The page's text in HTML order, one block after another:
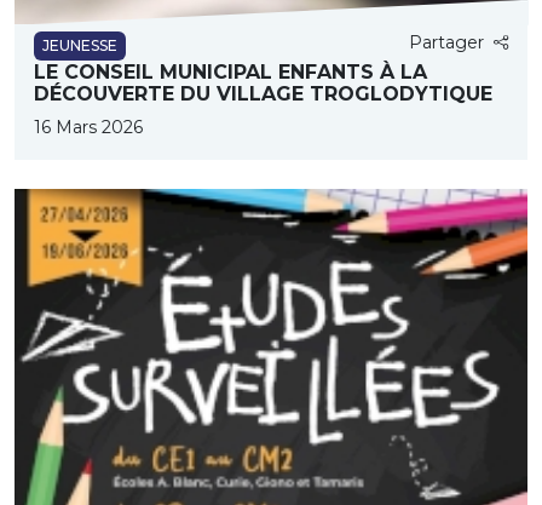
JEUNESSE Partager
LE CONSEIL MUNICIPAL ENFANTS À LA
DÉCOUVERTE DU VILLAGE TROGLODYTIQUE
16 Mars 2026